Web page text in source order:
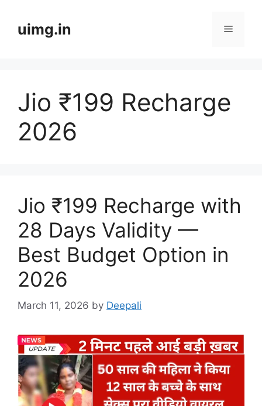
contentuimg.in Menu
Jio ₹199 Recharge
2026
Jio ₹199 Recharge with
28 Days Validity —
Best Budget Option in
2026
March 11, 2026 by Deepali